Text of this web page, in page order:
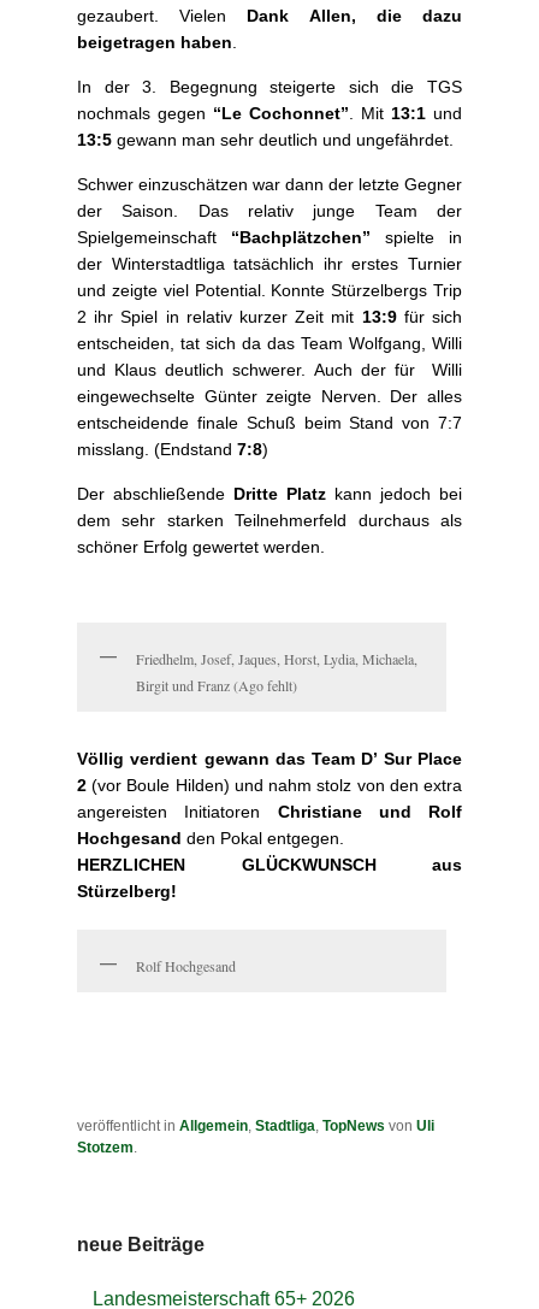
gezaubert. Vielen Dank Allen, die dazu
beigetragen haben
In der 3. Begegnung steigerte sich die TGS
nochmals gegen “Le Cochonnet” . Mit 13:1 und
13:5 gewann man sehr deutlich und ungefährdet.
Schwer einzuschätzen war dann der letzte Gegner
der Saison. Das relativ junge Team der
Spielgemeinschaft “Bachplätzchen” spielte in
der Winterstadtliga tatsächlich ihr erstes Turnier
und zeigte viel Potential. Konnte Stürzelbergs Trip
2 ihr Spiel in relativ kurzer Zeit mit 13:9für sich
entscheiden, tat sich da das Team Wolfgang, Willi
und Klaus deutlich schwerer. Auch der für Willi
eingewechselte Günter zeigte Nerven. Der alles
entscheidende finale Schuß beim Stand von 7:7
misslang. (Endstand 7:8)
Der abschließende Dritte Platz kann jedoch bei
dem sehr starken Teilnehmerfeld durchaus als
schöner Erfolg gewertet werden.
Friedhelm, Josef, Jaques, Horst, Lydia, Michaela,
Birgit und Franz (Ago fehlt)
Völlig verdient gewann das Team D’ Sur Place
2 (vor Boule Hilden) und nahm stolz von den extra
angereisten Initiatoren Christiane und Rolf
Hochgesand den Pokal entgegen.
HERZLICHEN GLÜCKWUNSCH aus
Stürzelberg!
Rolf Hochgesand
veröffentlicht in Allgemein, Stadtliga, TopNews von Uli
Stotzem.
neue Beiträge
Landesmeisterschaft 65+ 2026